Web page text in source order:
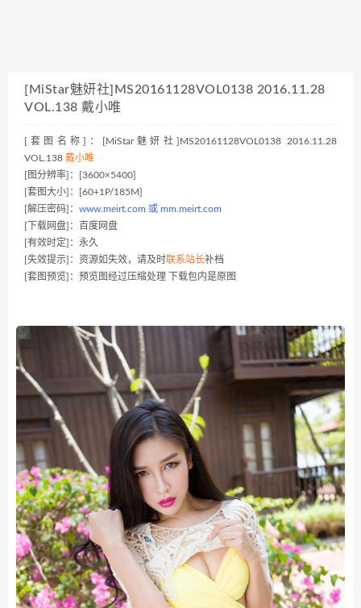
[MiStar魅妍社]MS20161128VOL0138 2016.11.28
VOL.138 戴小唯
[套图名称]：[MiStar魅妍社]MS20161128VOL0138 2016.11.28
VOL.138 戴小唯
[图分辨率]：[3600×5400]
[套图大小]：[60+1P/185M]
[解压密码]： www.meirt.com 或 mm.meirt.com
[下载网盘]：百度网盘
[有效时定]：永久
[失效提示]：资源如失效，请及时联系站长补档
[套图预览]：预览图经过压缩处理 下载包内是原图